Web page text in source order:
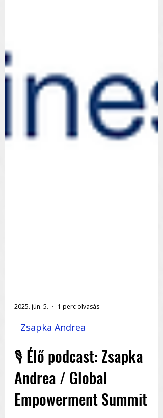
2025. jún. 5. 1 perc olvasás
Zsapka Andrea
🎙️ Élő podcast: Zsapka
Andrea / Global